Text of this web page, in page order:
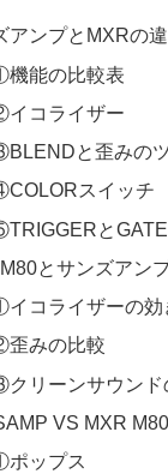
アンプとMXRの
能の比較表
コライザー
と歪みの
スイッチ
とGATE
とサンズアン
コライザーの効
みの比較
リーンサウンド
VS MXR
ップス